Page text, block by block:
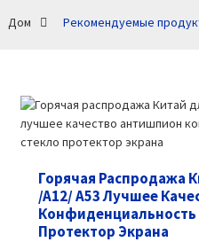
Дом Рекомендуемые
Горячая Распродажа
/A12/ A53 Лучшее
Конфиденциальность
Протектор Экрана